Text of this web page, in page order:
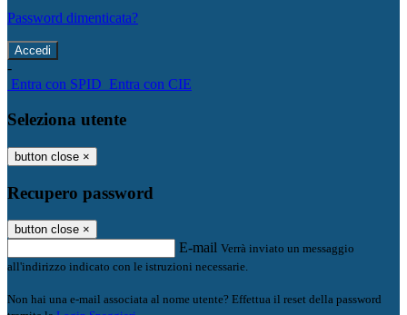
Password dimenticata?
-
Entra con SPID Entra con CIE
Seleziona utente
button close ×
Recupero password
button close ×
E-mail Verrà inviato un messaggio
all'indirizzo indicato con le istruzioni necessarie.
Non hai una e-mail associata al nome utente? Effettua il reset della password